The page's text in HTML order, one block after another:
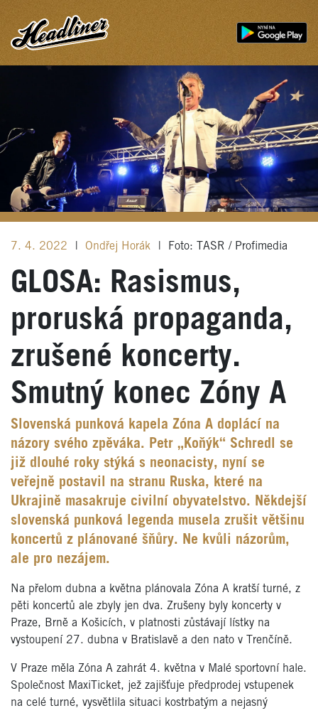
7. 4. 2022 Ondřej Horák Foto: TASR / Profimedia
GLOSA: Rasismus,
proruská propaganda,
zrušené koncerty.
Smutný konec Zóny A
Slovenská punková kapela Zóna A doplácí na
názory svého zpěváka. Petr „Koňýk“ Schredl se
již dlouhé roky stýká s neonacisty, nyní se
veřejně postavil na stranu Ruska, které na
Ukrajině masakruje civilní obyvatelstvo. Někdejší
slovenská punková legenda musela zrušit většinu
koncertů z plánované šňůry. Ne kvůli názorům,
ale pro nezájem.
Na přelom dubna a května plánovala Zóna A kratší turné, z
pěti koncertů ale zbyly jen dva. Zrušeny byly koncerty v
Praze, Brně a Košicích, v platnosti zůstávají lístky na
vystoupení 27. dubna v Bratislavě a den nato v Trenčíně.
V Praze měla Zóna A zahrát 4. května v Malé sportovní hale.
Společnost MaxiTicket, jež zajišťuje předprodej vstupenek
na celé turné, vysvětlila situaci kostrbatým a nejasný